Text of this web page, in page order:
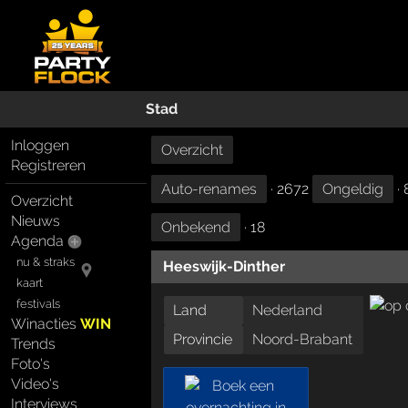
Stad
Inloggen
Registreren
Overzicht
Nieuws
Agenda
nu & straks
kaart
festivals
WinactiesWIN
Trends
Foto's
Video's
Interviews
Overzicht
Auto-renames · 2672 Ongeldig ·
Onbekend · 18
Heeswijk-Dinther
Land
Nederland
Provincie
Noord-Brabant